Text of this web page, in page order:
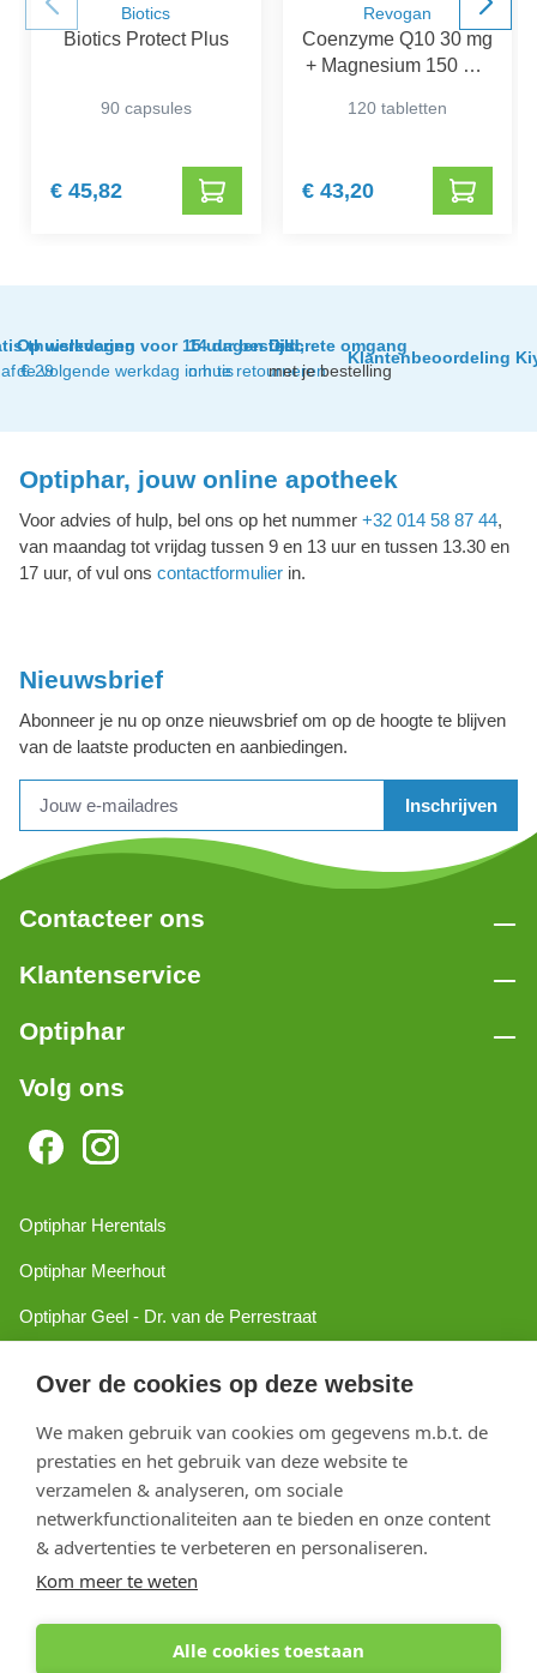
Over de cookies op deze website
We maken gebruik van cookies om gegevens m.b.t. de
prestaties en het gebruik van deze website te
verzamelen & analyseren, om sociale
netwerkfunctionaliteiten aan te bieden en onze content
& advertenties te verbeteren en personaliseren.
Kom meer te weten
Alle cookies toestaan
Biotics
Biotics Protect Plus
90 capsules
€ 45,82
Revogan
Coenzyme Q10 30 mg
+ Magnesium 150 mg
120 tabletten
€ 43,20
thuislevering
€ 29
Op werkdagen voor 15 uur besteld,
de volgende werkdag in huis
14 dagen tijd
om te retourneren
Discrete omgang
met je bestelling
Klantenbeoordeling
Optiphar, jouw online apotheek
Voor advies of hulp, bel ons op het nummer +32 014 58 87 44,
van maandag tot vrijdag tussen 9 en 13 uur en tussen 13.30 en
17 uur, of vul ons contactformulier in.
Nieuwsbrief
Abonneer je nu op onze nieuwsbrief om op de hoogte te blijven
van de laatste producten en aanbiedingen.
Inschrijven
Contacteer ons
Klantenservice
Optiphar
Volg ons
Optiphar Herentals
Optiphar Meerhout
Optiphar Geel - Dr. van de Perrestraat
Optiphar Mol
Copyright 2026 optiphar.com. Alle rechten voorbehouden